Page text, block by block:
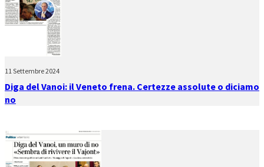
11 Settembre 2024
Diga del Vanoi: il Veneto frena. Certezze assolute o diciamo
no